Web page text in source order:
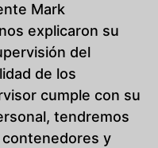
Mark
explicaron su
del
de los
cumple con su
tendremos
y